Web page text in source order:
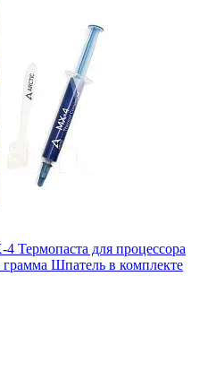
Термопаста для процессора
грамма Шпатель в комплекте